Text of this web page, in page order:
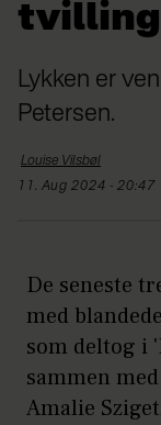
Lykken er
Petersen.
Louise Vilsbøl
11. Aug 2024 - 20:47
De seneste
med
som deltog i
sammen
Amalie